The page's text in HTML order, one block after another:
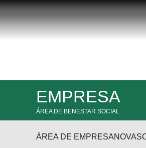
EMPRESA
CORUNA.GAL
ÁREA DE EMPRESANOVAS